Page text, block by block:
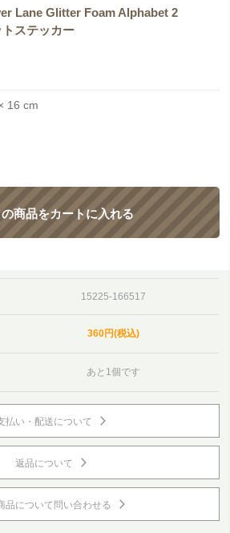
Lane Glitter Foam Alphabet 2
ステッカー
16 cm
商品をカートに入れる
15225-166517
360円(税込)
あと1個です
払い・配送について
返品について
品について問い合わせる